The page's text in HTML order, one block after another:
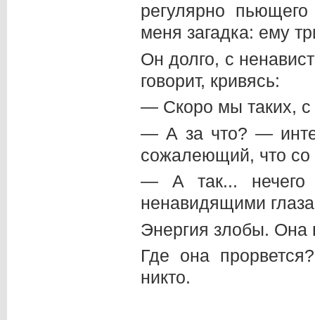
регулярно
меня загадка: ему
Он долго, с
говорит, кривясь:
— Скоро мы таких, с
— А за что? —
сожалеющий, что со
— А так... нечего
ненавидящими
Энергия злобы. Она
Где она
никто.